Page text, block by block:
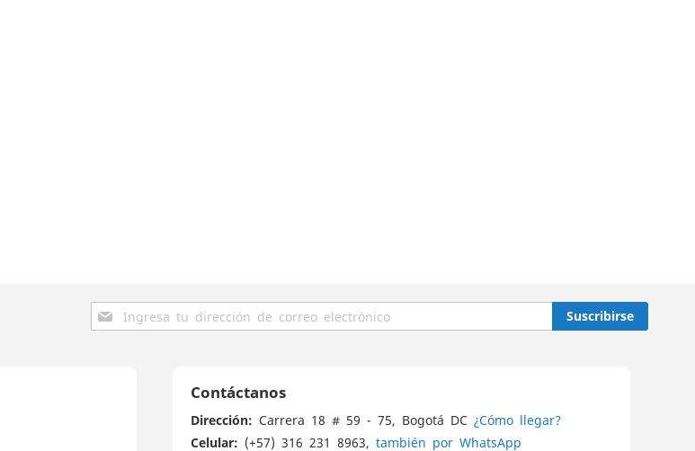
Inscríbase
a
Suscribirse
Contáctanos
Dirección: Carrera 18 # 59 - 75, Bogotá DC ¿Cómo llegar?
Celular: (+57) 316 231 8963, también por WhatsApp